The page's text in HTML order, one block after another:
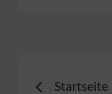
Startseite